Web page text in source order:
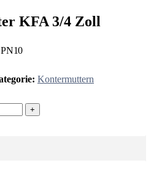
KFA 3/4 Zoll
Kontermuttern
+